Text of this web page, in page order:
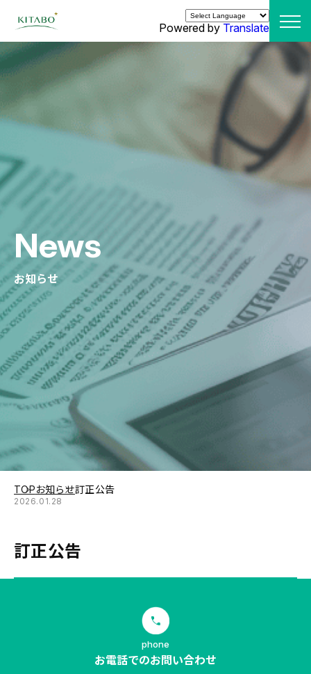
Powered by Translate
News
お知らせ
TOPお知らせ訂正公告
2026.01.28
訂正公告
phone
お電話でのお問い合わせ